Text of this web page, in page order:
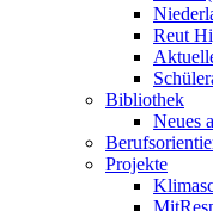
Reut
Bibliothek
Neues
Projekte